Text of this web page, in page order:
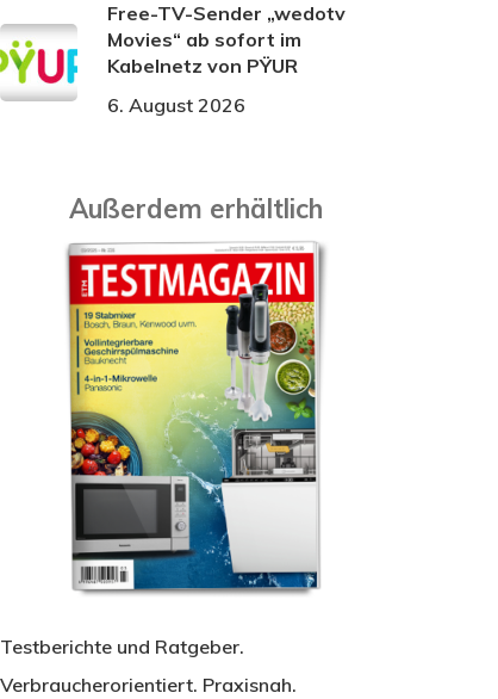
Free-TV-Sender „wedotv
Movies“ ab sofort im
Kabelnetz von PŸUR
6. August 2026
Außerdem erhältlich
Testberichte und Ratgeber.
Verbraucherorientiert. Praxisnah.